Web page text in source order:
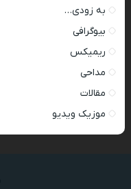
به زودی…
بیوگرافی
ریمیکس
مداحی
مقالات
موزیک ویدیو